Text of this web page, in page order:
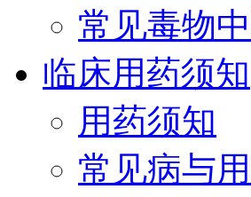
常见毒物
临床用药须知
用药须知
常见病与